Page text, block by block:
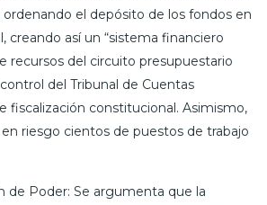
ordenando el depósito de los fondos en
creando así un “sistema financiero
recursos del circuito presupuestario
del Tribunal de Cuentas
fiscalización constitucional. Asimismo,
riesgo cientos de puestos de trabajo
de Poder: Se argumenta que la